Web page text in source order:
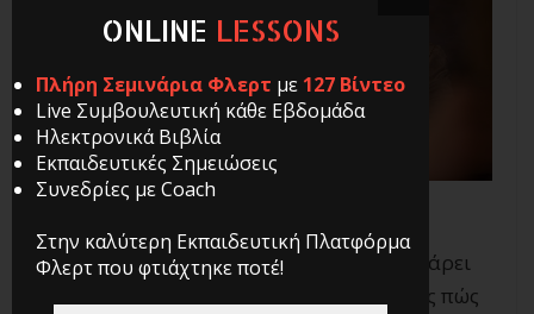
Θες να βοηθήσεις το φίλο σου να φλερτάρει
την κοπέλα που του αρέσει και δε ξέρεις πώς
ONLINE LESSONS
Πλήρη Σεμινάρια Φλερτ με 127 Βίντεο
Live Συμβουλευτική κάθε Εβδομάδα
Ηλεκτρονικά Βιβλία
Εκπαιδευτικές Σημειώσεις
Συνεδρίες με Coach
Στην καλύτερη Εκπαιδευτική Πλατφόρμα
Φλερτ που φτιάχτηκε ποτέ!